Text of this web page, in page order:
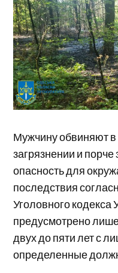
Мужчину обвиняют в
загрязнении и
опасность для
последствия
Уголовного кодекса
предусмотрено
двух до пяти лет с
определенные